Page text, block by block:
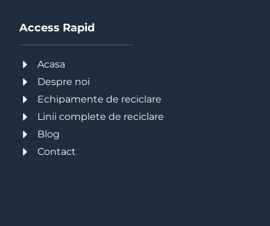
Access Rapid
Acasa
Despre noi
Echipamente de reciclare
Linii complete de reciclare
Blog
Contact